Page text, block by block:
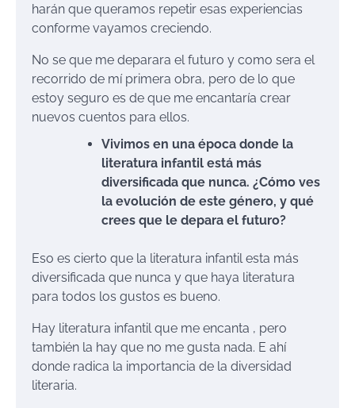
harán que queramos repetir esas experiencias
conforme vayamos creciendo.
No se que me deparara el futuro y como sera el
recorrido de mí primera obra, pero de lo que
estoy seguro es de que me encantaría crear
nuevos cuentos para ellos.
Vivimos en una época donde la
literatura infantil está más
diversificada que nunca. ¿Cómo ves
la evolución de este género, y qué
crees que le depara el futuro?
Eso es cierto que la literatura infantil esta más
diversificada que nunca y que haya literatura
para todos los gustos es bueno.
Hay literatura infantil que me encanta , pero
también la hay que no me gusta nada. E ahí
donde radica la importancia de la diversidad
literaria.